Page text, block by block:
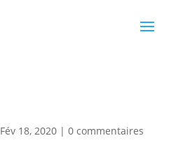
Fév 18, 2020| 0 commentaires